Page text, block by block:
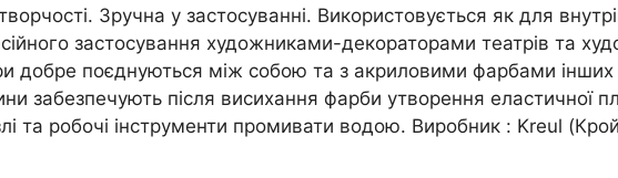
Зручна у застосуванні. Використовується як для
застосування художниками-декораторами театрів та
добре поєднуються між собою та з акриловими фарбами інших
забезпечують після висихання фарби утворення еластичної
та робочі інструменти промивати водою. Виробник : Kreul